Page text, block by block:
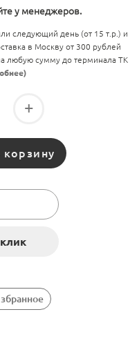
у менеджеров.
следующий день (от 15 т.р.) и
в Москву от 300 рублей
любую сумму до терминала ТК
+